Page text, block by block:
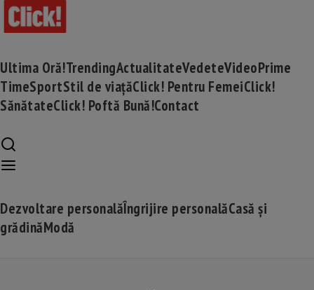
Ultima Oră!TrendingActualitateVedeteVideoPrime
TimeSportStil de viațăClick! Pentru FemeiClick!
SănătateClick! Poftă Bună!Contact
Dezvoltare personalăÎngrijire personalăCasă și
grădinăModă